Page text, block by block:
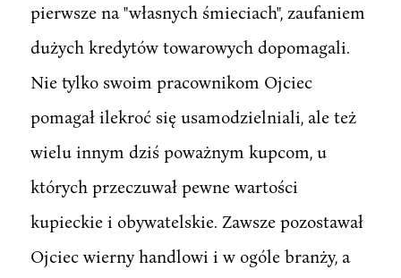
pierwsze na "własnych śmieciach", zaufaniem
dużych kredytów towarowych dopomagali.
Nie tylko swoim pracownikom Ojciec
pomagał ilekroć się usamodzielniali, ale też
wielu innym dziś poważnym kupcom, u
których przeczuwał pewne wartości
kupieckie i obywatelskie. Zawsze pozostawał
Ojciec wierny handlowi i w ogóle branży, a